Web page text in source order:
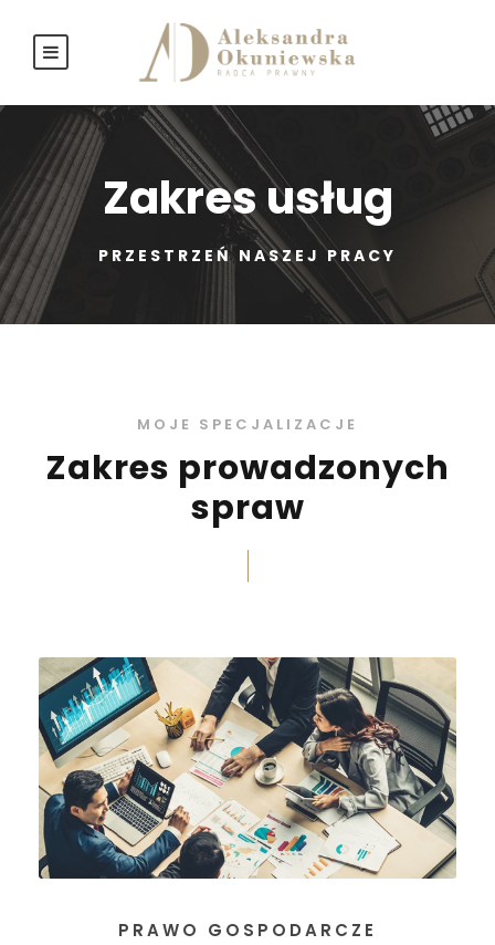
Zakres usług
PRZESTRZEŃ NASZEJ PRACY
MOJE SPECJALIZACJE
Zakres prowadzonych
spraw
PRAWO GOSPODARCZE